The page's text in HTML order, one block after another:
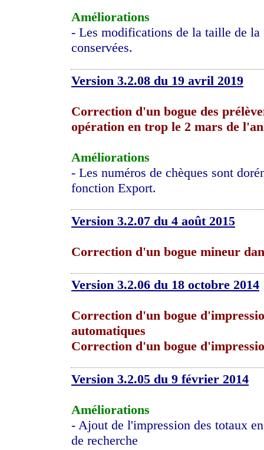
Améliorations
- Les modifications de la taille de la
conservées.
Version 3.2.08 du 19 avril 2019
Correction d'un bogue des
opération en trop le 2 mars de
Améliorations
- Les numéros de chèques sont
fonction Export.
Version 3.2.07 du 4 août 2015
Correction d'un bogue mineur
Version 3.2.06 du 18 octobre 2014
Correction d'un bogue
automatiques
Correction d'un bogue
Version 3.2.05 du 9 février 2014
Améliorations
- Ajout de l'impression des totaux
de recherche